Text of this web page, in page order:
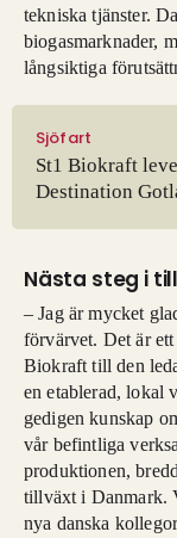
tekniska tjänster.
biogasmarknader,
långsiktiga
Sjöfart
St1 Biokraft
Destination
Nästa steg i
– Jag är mycket
förvärvet. Det är
Biokraft till den
en etablerad, lokal
gedigen kunskap
vår befintliga
produktionen,
tillväxt i Danmark.
nya danska